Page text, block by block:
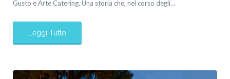
Gusto e Arte Catering. Una storia che, nel corso degli…
Leggi Tutto